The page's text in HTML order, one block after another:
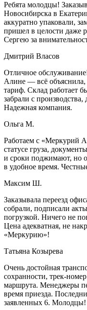
Ребята молодцы!
Новосибирска в
аккуратно упаковали,
пришел в целости даже
Сергею за
Дмитрий Власов
Отличное
Алине — всё
тариф. Склад работает
забрали с
Надежная компания.
Ольга М.
Работаем с «Меркурий
статусе груза,
и сроки поджимают, но
в удобное время.
Максим Ш.
Заказывала переезд
собрали, подписали
погрузкой. Ничего не
Цена адекватная, не
«Меркурию»!
Татьяна Козырева
Очень достойная
сохранности, трек-
маршрута. Менеджеры
время приезда.
заявленных 6. Молодцы!